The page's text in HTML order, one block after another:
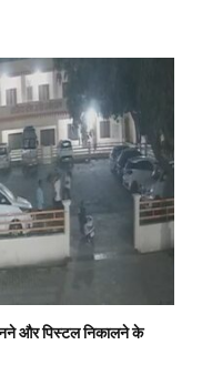
और पिस्टल निकालने के